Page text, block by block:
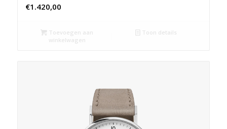
€1.420,00
Toevoegen aan
winkelwagen
Toon details